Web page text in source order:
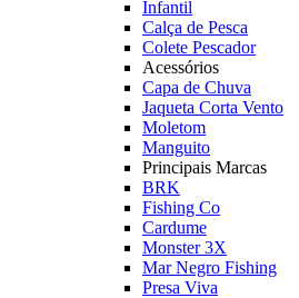
Infantil
Calça de Pesca
Colete Pescador
Acessórios
Capa de Chuva
Jaqueta Corta Vento
Moletom
Manguito
Principais Marcas
BRK
Fishing Co
Cardume
Monster 3X
Mar Negro Fishing
Presa Viva